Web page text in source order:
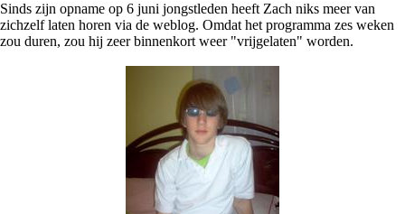
Sinds zijn opname op 6 juni jongstleden heeft Zach niks meer van
zichzelf laten horen via de weblog. Omdat het programma zes weken
zou duren, zou hij zeer binnenkort weer "vrijgelaten" worden.